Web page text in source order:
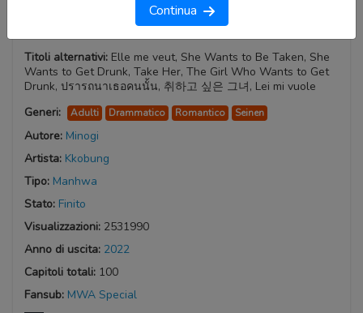
Continua
Titoli alternativi: Elle me veut, She Wants to Be Taken, She
Wants to Get Drunk, Take Her, The Girl Who Wants to Get
Drunk, ปรารถนาเธอคนนั้น, 취하고 싶은 그녀, Lei mi vuole
Generi:
Adulti Drammatico Romantico Seinen
Autore: Minogi
Artista: Kkobung
Tipo: Manhwa
Stato: Finito
Visualizzazioni: 2531990
Anno di uscita: 2022
Capitoli totali: 100
Fansub: MWA Special